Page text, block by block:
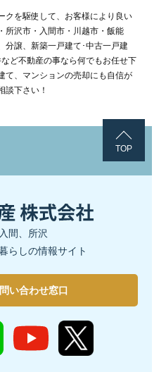
クを駆使して、お客様により良い
所沢市・入間市・川越市・飯能
分譲、新築一戸建て･中古一戸建
ど不動産の事なら何でもお任せ下
て、マンションの売却にも自信が
談下さい！
TOP
間、所沢
らしの情報サイト
い合わせ窓口